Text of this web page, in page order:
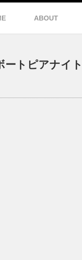
ABOUT
ートピアナイ